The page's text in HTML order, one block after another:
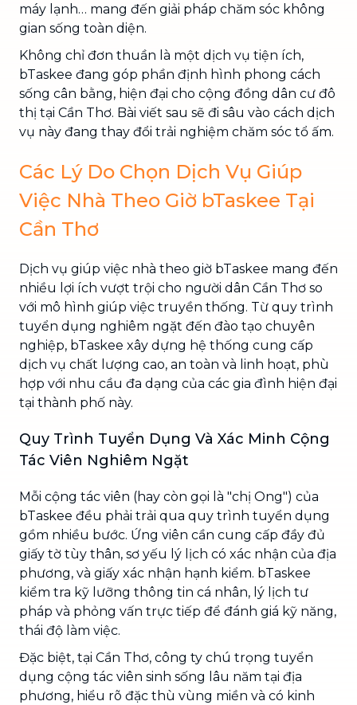
máy lạnh… mang đến giải pháp chăm sóc không
gian sống toàn diện.
Không chỉ đơn thuần là một dịch vụ tiện ích,
bTaskee đang góp phần định hình phong cách
sống cân bằng, hiện đại cho cộng đồng dân cư đô
thị tại Cần Thơ. Bài viết sau sẽ đi sâu vào cách dịch
vụ này đang thay đổi trải nghiệm chăm sóc tổ ấm.
Các Lý Do Chọn Dịch Vụ Giúp
Việc Nhà Theo Giờ bTaskee Tại
Cần Thơ
Dịch vụ giúp việc nhà theo giờ bTaskee mang đến
nhiều lợi ích vượt trội cho người dân Cần Thơ so
với mô hình giúp việc truyền thống. Từ quy trình
tuyển dụng nghiêm ngặt đến đào tạo chuyên
nghiệp, bTaskee xây dựng hệ thống cung cấp
dịch vụ chất lượng cao, an toàn và linh hoạt, phù
hợp với nhu cầu đa dạng của các gia đình hiện đại
tại thành phố này.
Quy Trình Tuyển Dụng Và Xác Minh Cộng
Tác Viên Nghiêm Ngặt
Mỗi cộng tác viên (hay còn gọi là "chị Ong") của
bTaskee đều phải trải qua quy trình tuyển dụng
gồm nhiều bước. Ứng viên cần cung cấp đầy đủ
giấy tờ tùy thân, sơ yếu lý lịch có xác nhận của địa
phương, và giấy xác nhận hạnh kiểm. bTaskee
kiểm tra kỹ lưỡng thông tin cá nhân, lý lịch tư
pháp và phỏng vấn trực tiếp để đánh giá kỹ năng,
thái độ làm việc.
Đặc biệt, tại Cần Thơ, công ty chú trọng tuyển
dụng cộng tác viên sinh sống lâu năm tại địa
phương, hiểu rõ đặc thù vùng miền và có kinh